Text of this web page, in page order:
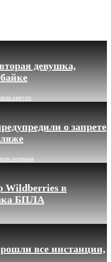
девушка,
округе
о запрете
нормам
Wildberries в
БПЛА
все инстанции,